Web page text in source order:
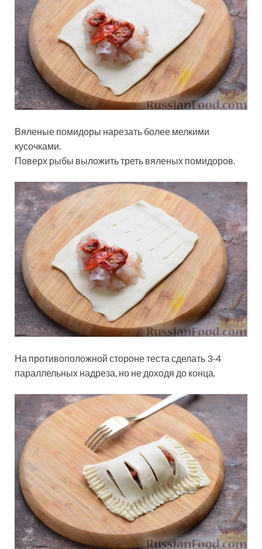
Вяленые помидоры нарезать более мелкими
кусочками.
Поверх рыбы выложить треть вяленых помидоров.
На противоположной стороне теста сделать 3-4
параллельных надреза, но не доходя до конца.